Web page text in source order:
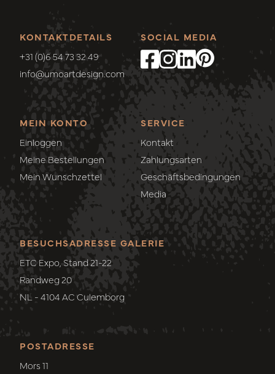
KONTAKTDETAILS
+31 (0)6 54 73 32 49
info@umoartdesign.com
MEIN KONTO
Einloggen
Meine Bestellungen
Mein Wunschzettel
SERVICE
Kontakt
Zahlungsarten
Geschäftsbedingungen
Media
SOCIAL MEDIA
POSTADRESSE
Mors 11
BESUCHSADRESSE GALERIE
ETC Expo, Stand 21-22
Randweg 20
NL - 4104 AC Culemborg